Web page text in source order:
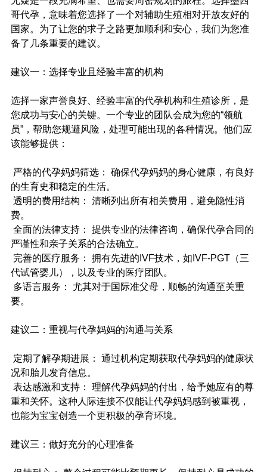
哥代孕，意味着您选择了一个对辅助生殖相对开放友好的
国家。为了让您的求子之路更加顺利和安心，我们为您准
备了几条重要的建议。
建议一：选择专业且经验丰富的机构
选择一家声誉良好、经验丰富的代孕机构和生殖诊所，是
您成功与安心的关键。一个专业的团队会成为您的“领航
员”，帮助您规避风险，处理可能出现的各种情况。他们应
该能够提供：
严格的代孕妈妈筛选： 确保代孕妈妈的身心健康，有良好
的生育史和稳定的生活。
透明的费用结构： 清晰列出所有相关费用，避免隐性消
费。
全面的法律支持： 提供专业的法律咨询，确保代孕合同的
严谨性和亲子关系的合法确立。
完善的医疗服务： 拥有先进的IVF技术，如IVF-PGT（三
代试管婴儿），以及专业的医疗团队。
多语言服务： 尤其对于国际准父母，顺畅的沟通至关重
要。
建议二：重视与代孕妈妈的沟通与关系
定期了解孕期进展： 通过机构定期获取代孕妈妈的健康状
况和胎儿发育信息。
表达感激和支持： 理解代孕妈妈的付出，给予她应有的尊
重和关怀。这种人际连接不仅能让代孕妈妈感到被重视，
也能为宝宝创造一个更积极的孕育环境。
建议三：做好充分的心理准备